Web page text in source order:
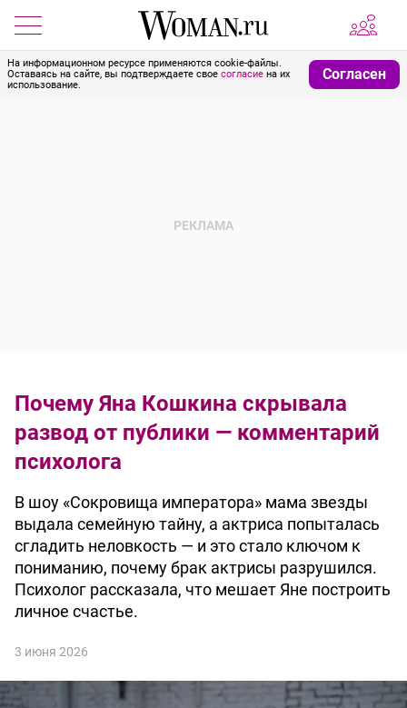
На информационном ресурсе применяются cookie-файлы.
Оставаясь на сайте, вы подтверждаете свое согласие на их
использование.
Согласен
Почему Яна Кошкина скрывала
развод от публики — комментарий
психолога
В шоу «Сокровища императора» мама звезды
выдала семейную тайну, а актриса попыталась
сгладить неловкость — и это стало ключом к
пониманию, почему брак актрисы разрушился.
Психолог рассказала, что мешает Яне построить
личное счастье.
3 июня 2026